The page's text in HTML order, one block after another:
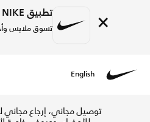
× تطبيق NIKE هنا!
تسوق ملابس
English
توصيل مجاني، إرجاع مجاني